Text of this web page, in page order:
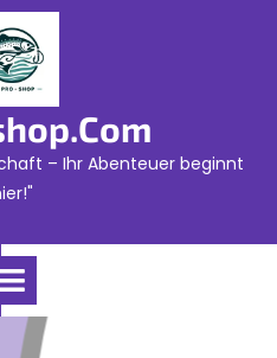
– Ihr Abenteuer beginnt
Open